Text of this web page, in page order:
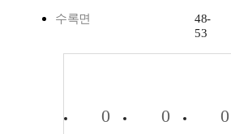
수록면
48-
53
0 0 0